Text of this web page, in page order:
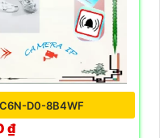
D0-8B4WF
₫